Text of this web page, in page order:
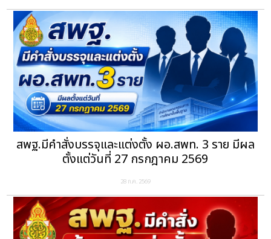
สพฐ.มีคำสั่งบรรจุและแต่งตั้ง ผอ.สพท. 3 ราย มีผล
ตั้งแต่วันที่ 27 กรกฎาคม 2569
28 ก.ค. 2569